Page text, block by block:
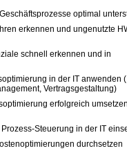
optimal
erkennen und ungenutzte
schnell erkennen und in
in der IT anwenden
Vertragsgestaltung)
erfolgreich
Steuerung in der IT
durchsetzen